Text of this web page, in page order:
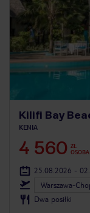
Kilifi Bay
KENIA
4 560 ZŁ
OSOBA
25.08.2026 -
Warszawa-
Dwa posiłki